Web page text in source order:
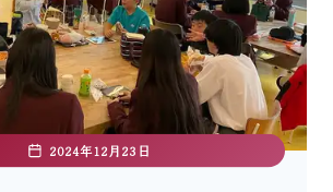
2024年12月23日